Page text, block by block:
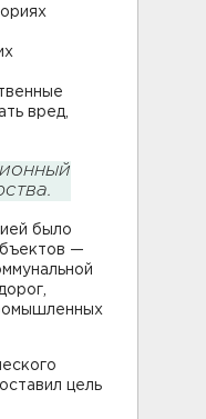
вред,
было
—
цель